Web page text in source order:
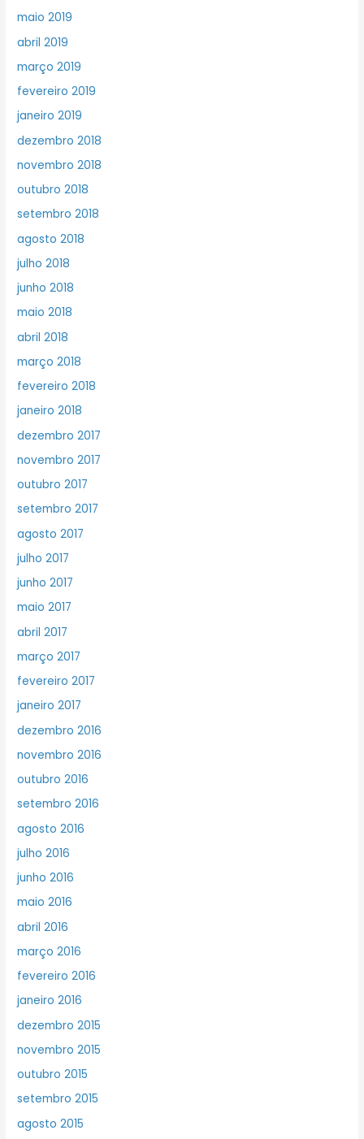
maio 2019
abril 2019
março 2019
fevereiro 2019
janeiro 2019
dezembro 2018
novembro 2018
outubro 2018
setembro 2018
agosto 2018
julho 2018
junho 2018
maio 2018
abril 2018
março 2018
fevereiro 2018
janeiro 2018
dezembro 2017
novembro 2017
outubro 2017
setembro 2017
agosto 2017
julho 2017
junho 2017
maio 2017
abril 2017
março 2017
fevereiro 2017
janeiro 2017
dezembro 2016
novembro 2016
outubro 2016
setembro 2016
agosto 2016
julho 2016
junho 2016
maio 2016
abril 2016
março 2016
fevereiro 2016
janeiro 2016
dezembro 2015
novembro 2015
outubro 2015
setembro 2015
agosto 2015